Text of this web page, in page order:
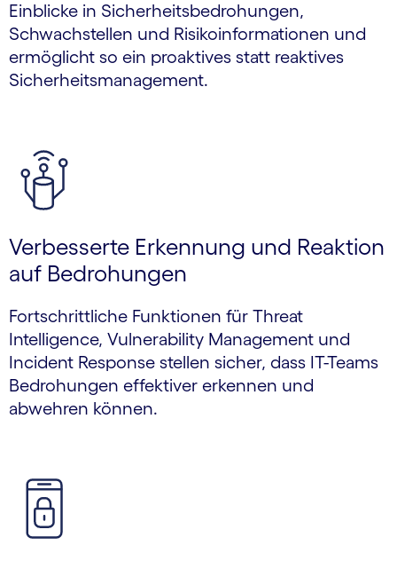
Einblicke in Sicherheitsbedrohungen,
Schwachstellen und Risikoinformationen und
ermöglicht so ein proaktives statt reaktives
Sicherheitsmanagement.
Verbesserte Erkennung und Reaktion
auf Bedrohungen
Fortschrittliche Funktionen für Threat
Intelligence, Vulnerability Management und
Incident Response stellen sicher, dass IT-Teams
Bedrohungen effektiver erkennen und
abwehren können.